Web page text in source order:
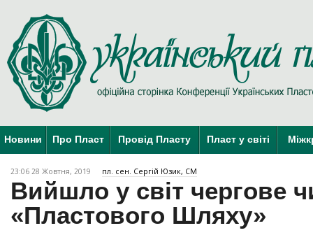
Новини Про Пласт Провід Пласту Пласт у світі
23:06 28 Жовтня, 2019 пл. сен. Сергій Юзик, СМ
Вийшло у світ чергове
«Пластового Шляху»